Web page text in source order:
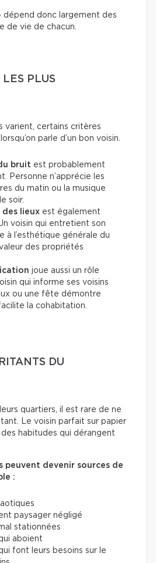
dépend donc largement des
de vie de chacun.
LES PLUS
varient, certains critères
parle d’un bon voisin.
bruit est probablement
Personne n’apprécie les
du matin ou la musique
soir.
lieux est également
voisin qui entretient son
à l’esthétique générale du
des propriétés
joue aussi un rôle
qui informe ses voisins
ou une fête démontre
la cohabitation.
DU
quartiers, il est rare de ne
Le voisin parfait sur papier
habitudes qui dérangent
peuvent devenir sources de
:
paysager négligé
stationnées
aboient
font leurs besoins sur le